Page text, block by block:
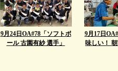
9月24日OA#78「ソフトボ
ール 古園有紗 選手」
9月17日
味しい！ 朝